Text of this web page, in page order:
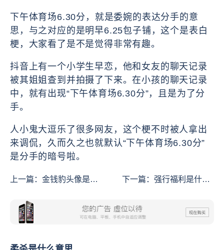
下午体育场6.30分，就是委婉的表达分手的意
思，与之对应的是明早6.25包子铺，这个是表白
梗，大家看了是不是觉得非常有趣。
抖音上有一个小学生早恋，他和女友的聊天记录
被其姐姐查到并拍摄了下来。在小孩的聊天记录
中，就有出现“下午体育场6.30分”，且是为了分
手。
人小鬼大逗乐了很多网友，这个梗不时被人拿出
来调侃，久而久之也就默认“下午体育场6.30分”
是分手的暗号啦。
上一篇： 金钱豹头像是什
下一篇：强行福利是什么